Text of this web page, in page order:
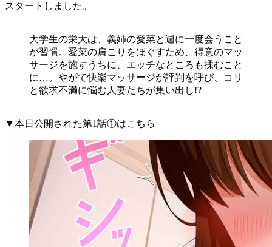
スタートしました。
大学生の栄大は、義姉の愛菜と週に一度会うこと
が習慣。愛菜の肩こりをほぐすため、得意のマッ
サージを施すうちに、エッチなところも揉むこと
に…。やがて快楽マッサージが評判を呼び、コリ
と欲求不満に悩む人妻たちが集い出し!?
▼本日公開された第1話①はこちら